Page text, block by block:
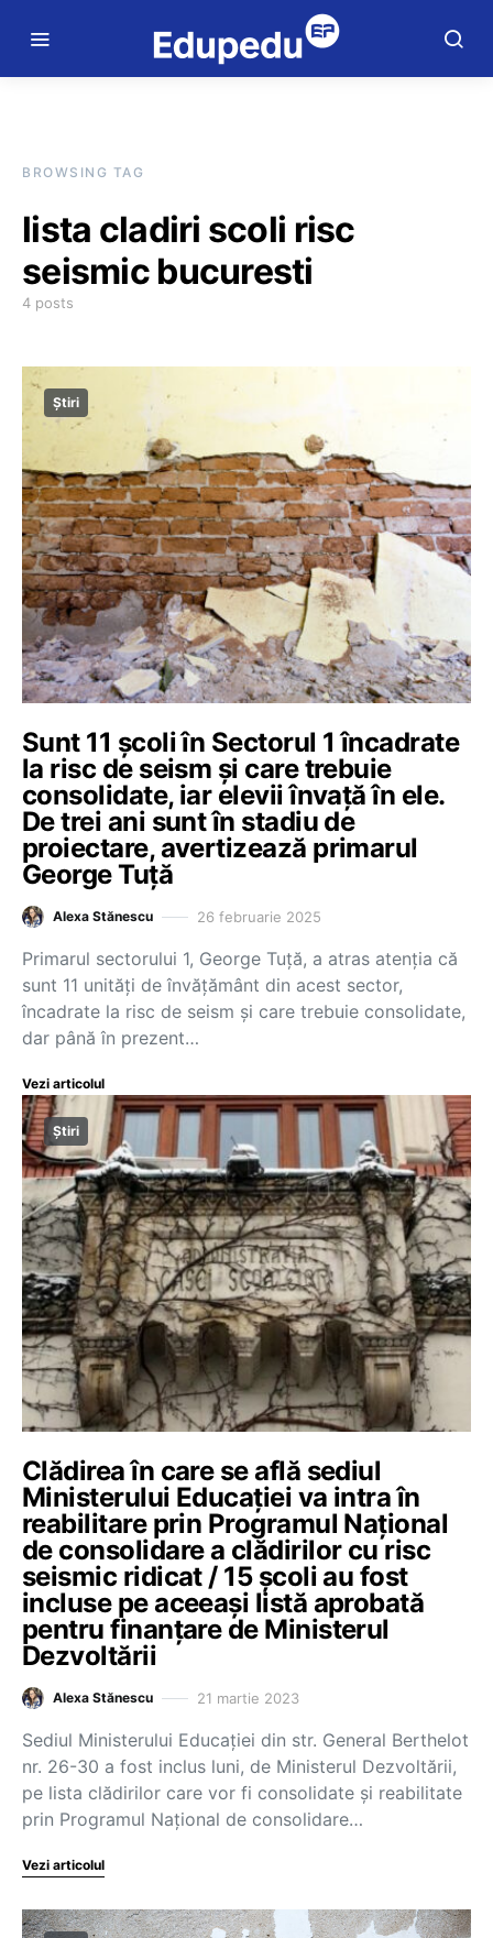
BROWSING TAG
lista cladiri scoli risc
seismic bucuresti
4 posts
Știri
Sunt 11 școli în Sectorul 1 încadrate
la risc de seism și care trebuie
consolidate, iar elevii învață în ele.
De trei ani sunt în stadiu de
proiectare, avertizează primarul
George Tuță
Alexa Stănescu 26 februarie 2025
Primarul sectorului 1, George Tuță, a atras atenția că
sunt 11 unități de învățământ din acest sector,
încadrate la risc de seism și care trebuie consolidate,
dar până în prezent…
Vezi articolul
Știri
Clădirea în care se află sediul
Ministerului Educației va intra în
reabilitare prin Programul Naţional
de consolidare a clădirilor cu risc
seismic ridicat / 15 școli au fost
incluse pe aceeași listă aprobată
pentru finanțare de Ministerul
Dezvoltării
Alexa Stănescu 21 martie 2023
Sediul Ministerului Educației din str. General Berthelot
nr. 26-30 a fost inclus luni, de Ministerul Dezvoltării,
pe lista clădirilor care vor fi consolidate și reabilitate
prin Programul Naţional de consolidare…
Vezi articolul